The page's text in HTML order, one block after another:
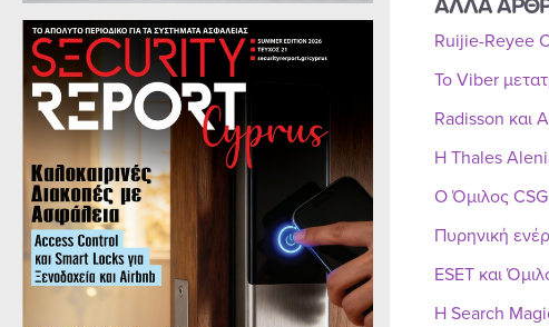
Ruijie-Reyee
Το Viber
Radisson και
Η Thales
Ο Όμιλος
Πυρηνική
ESET και
Η Search